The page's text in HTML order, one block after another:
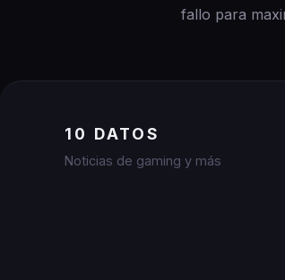
fallo para
10 DATOS
Noticias de gaming y más